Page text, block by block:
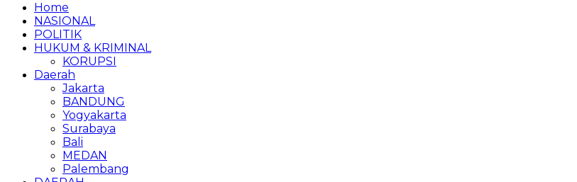
Home
NASIONAL
POLITIK
HUKUM & KRIMINAL
KORUPSI
Daerah
Jakarta
BANDUNG
Yogyakarta
Surabaya
Bali
MEDAN
Palembang